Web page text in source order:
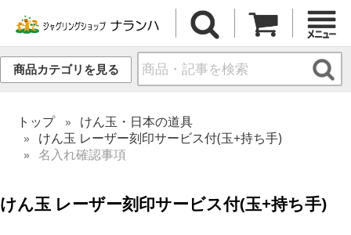
商品カテゴリを見る
トップ
けん玉・日本の道具
けん玉 レーザー刻印サービス付(玉+持ち手)
名入れ確認事項
けん玉 レーザー刻印サービス付(玉+持ち手)